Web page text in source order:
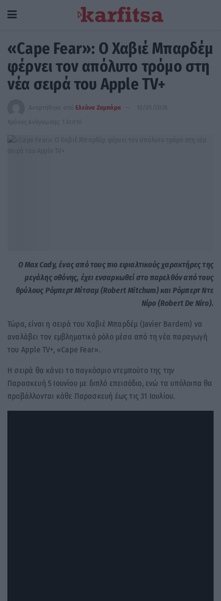
«Cape Fear»: Ο Χαβιέ Μπαρδέμ
φέρνει τον απόλυτο τρόμο στη
νέα σειρά του Apple TV+
Αναρτήθηκε από Ελεάνα Ζαμπάρα
10/05/2026
Χρόνος Ανάγνωσης: 1 λεπτό
Ο Max Cady, ένας από τους πιο εφιαλτικούς χαρακτήρες της
μεγάλης οθόνης, έχει ενσαρκωθεί στο παρελθόν από τους
θρύλους Ρόμπερτ Μίτσαμ (Robert Mitchum) και Ρόμπερτ Ντε
Νίρο (Robert De Niro).
Τώρα, είναι η σειρά του Χαβιέ Μπαρδέμ (Javier Bardem) να
αναλάβει τον εμβληματικό ρόλο μέσα από τη νέα παραγωγή
του Apple TV+, «Cape Fear».
Η σειρά θα κάνει το παγκόσμιο ντεμπούτο της την
Παρασκευή 5 Ιουνίου με διπλό επεισόδιο, ενώ τα υπόλοιπα θα
προβάλλονται κάθε Παρασκευή έως τις 31 Ιουλίου.